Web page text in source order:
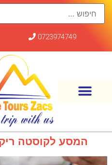
0723974749
המסע לקוסטה